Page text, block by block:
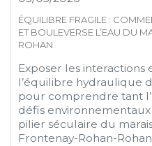
ÉQUILIBRE FRAGILE :
ET BOULEVERSE L’EAU DU
ROHAN
Exposer les
l’équilibre hydraulique
pour comprendre tant
défis
pilier séculaire du
Frontenay-Rohan-